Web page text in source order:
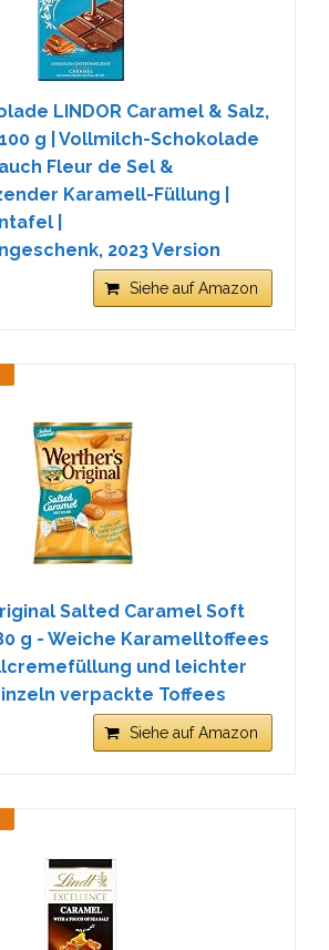
LINDOR Caramel & Salz,
g | Vollmilch-Schokolade
Fleur de Sel &
Karamell-Füllung |
|
2023 Version
Siehe auf Amazon
Salted Caramel Soft
g - Weiche Karamelltoffees
und leichter
verpackte Toffees
Siehe auf Amazon